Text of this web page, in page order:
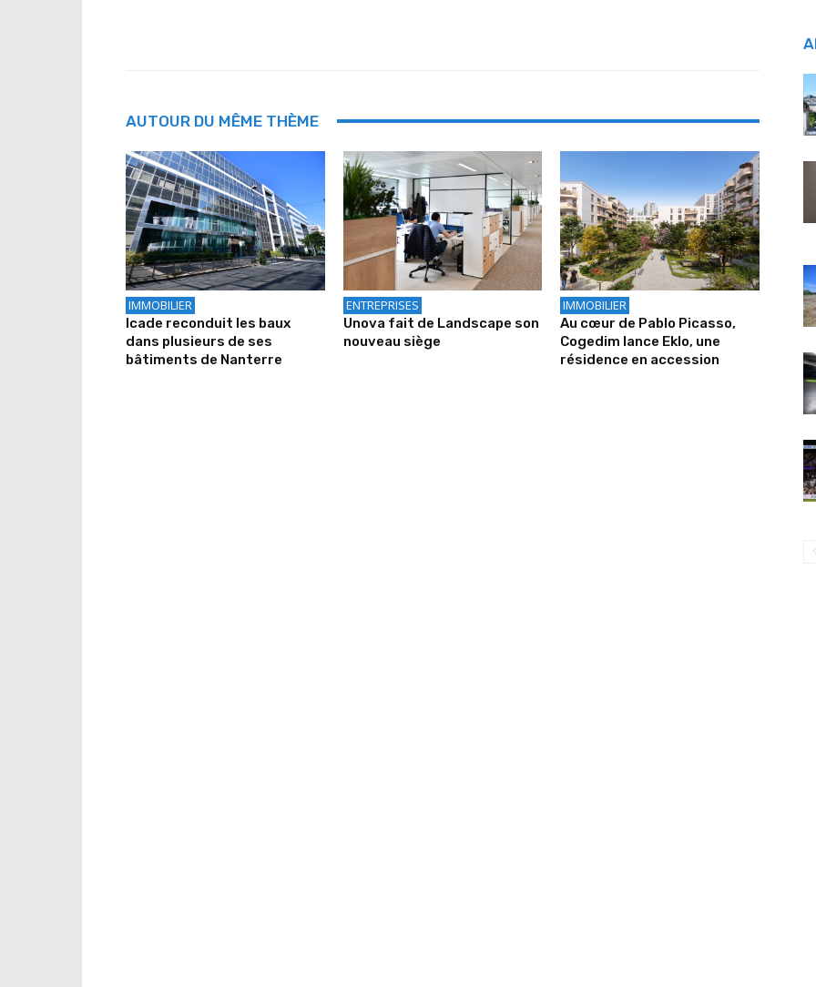
AUTOUR DU MÊME THÈME
IMMOBILIER
Icade reconduit les baux
dans plusieurs de ses
bâtiments de Nanterre
ENTREPRISES
Unova fait de Landscape son
nouveau siège
IMMOBILIER
Au cœur de Pablo Picasso,
Cogedim lance Eklo, une
résidence en accession